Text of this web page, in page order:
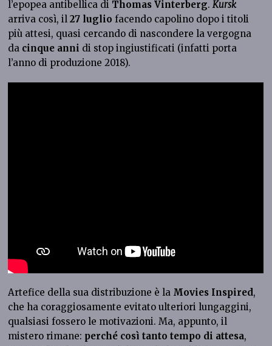
l’epopea antibellica di Thomas Vinterberg.Kursk
arriva così, il27 luglio facendo capolino dopo i titoli
più attesi, quasi cercando di nascondere la vergogna
da cinque anni di stop ingiustificati (infatti porta
l’anno di produzione 2018).
Artefice della sua distribuzione è la Movies Inspired,
che ha coraggiosamente evitato ulteriori lungaggini,
qualsiasi fossero le motivazioni. Ma, appunto, il
mistero rimane: perché così tanto tempo di attesa,